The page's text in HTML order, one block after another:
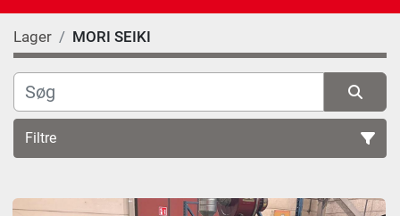
Lager MORI SEIKI
Filtre